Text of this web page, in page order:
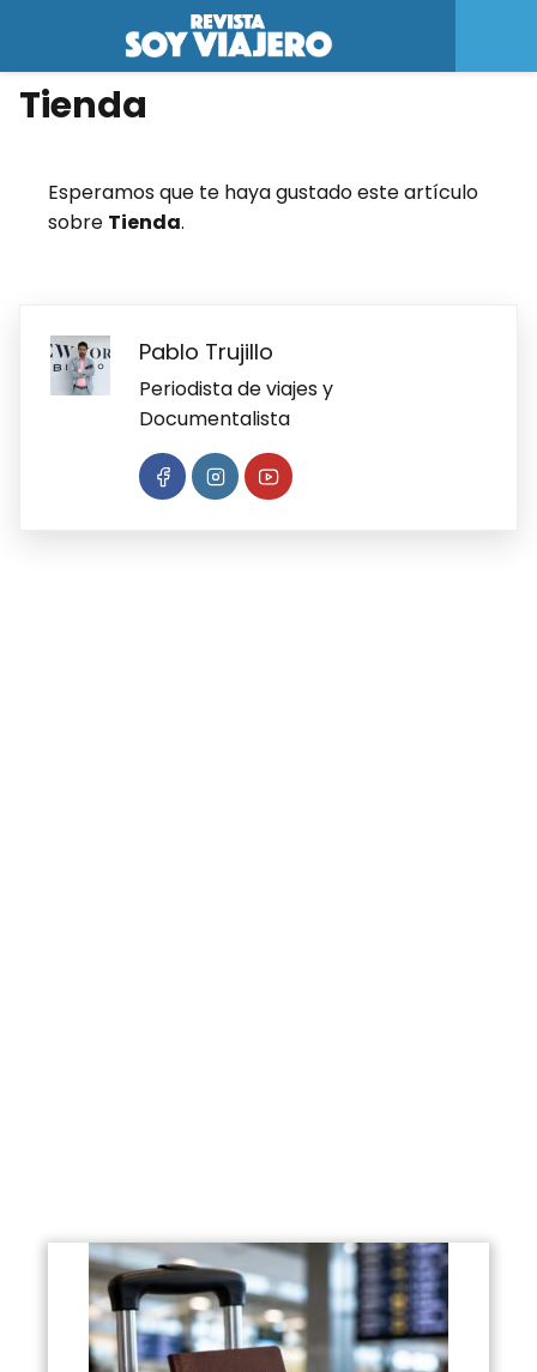
Tienda
Esperamos que te haya gustado este artículo
sobre Tienda.
Pablo Trujillo
Periodista de viajes y
Documentalista